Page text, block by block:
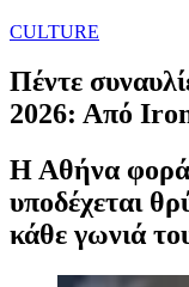
CULTURE
Πέντε
2026: Από
Η Αθήνα
υποδέχεται
κάθε γωνιά